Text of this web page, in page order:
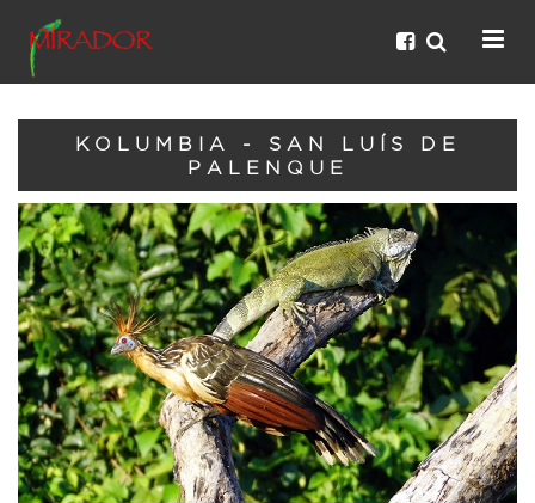
KOLUMBIA - SAN LUÍS DE
PALENQUE